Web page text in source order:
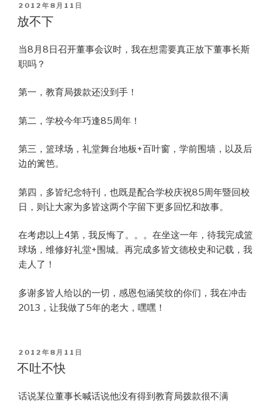
POSTED
ON
2012年8月11日
放不下
当8月8日召开董事会议时，我在想需要真正放下董事长斯
职吗？
第一，教育局拨款还没到手！
第二，学校今年巧逢85周年！
第三，篮球场，礼堂舞台地板+百叶窗，学前围墙，以及后
边的篱笆。
第四，多皆纪念特刊，也既是配合学校庆祝85周年暨回校
日，则让大家为多皆这两个字留下更多回忆和故事。
在考虑以上4第，我反悔了。。。在坐这一年，待我完成篮
球场，维修好礼堂+围城。再完成多皆文德校史和记载，我
走人了！
多谢多皆人给以的一切，感恩包涵笑纹的你们，我在冲击
2013，让我做了5年的老大，嘿嘿！
POSTED
ON
2012年8月11日
不吐不快
话说某位董事长喊话说他没有得到教育局拨款很不满